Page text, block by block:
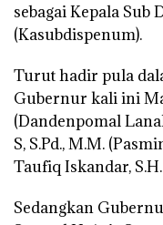
sebagai Kepala Sub
(Kasubdispenum).
Turut hadir pula
Gubernur kali ini
(Dandenpomal
S, S.Pd., M.M.
Taufiq Iskandar,
Sedangkan